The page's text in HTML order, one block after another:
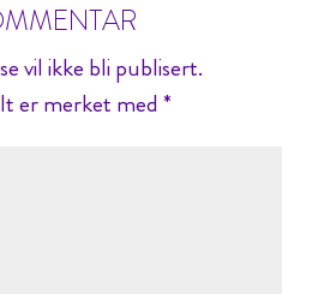
vil ikke bli publisert.
er merket med*